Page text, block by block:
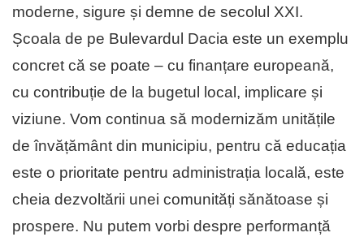
moderne, sigure și demne de secolul XXI.
Școala de pe Bulevardul Dacia este un exemplu
con­cret că se poate – cu finanțare euro­pea­nă,
cu contribuție de la bugetul local, im­plicare și
viziune. Vom continua să mo­dernizăm unitățile
de învățământ din mu­nicipiu, pentru că educația
este o pri­o­ritate pentru administrația locală, este
cheia dezvoltării unei comunități sănă­toase și
prospere. Nu putem vorbi des­pre performanță